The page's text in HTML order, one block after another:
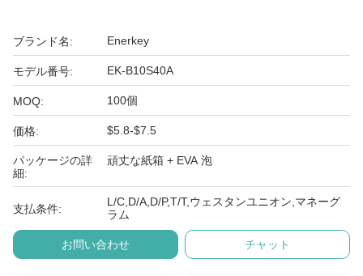
ブランド名: Enerkey
モデル番号: EK-B10S40A
MOQ: 100個
価格: $5.8-$7.5
パッケージの詳
細:
頑丈な紙箱 + EVA 泡
支払条件:
L/C,D/A,D/P,T/T,ウェスタンユニオン,マネーグ
ラム
お問い合わせ チャット